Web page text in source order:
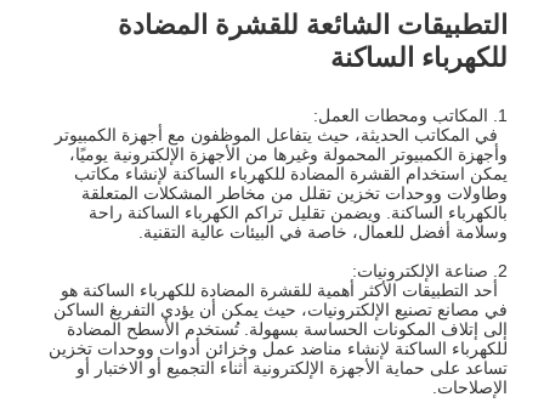
التطبيقات الشائعة للقشرة المضادة
للكهرباء الساكنة
1. المكاتب ومحطات العمل:
في المكاتب الحديثة، حيث يتفاعل الموظفون مع أجهزة الكمبيوتر
وأجهزة الكمبيوتر المحمولة وغيرها من الأجهزة الإلكترونية يوميًا،
يمكن استخدام القشرة المضادة للكهرباء الساكنة لإنشاء مكاتب
وطاولات ووحدات تخزين تقلل من مخاطر المشكلات المتعلقة
بالكهرباء الساكنة. ويضمن تقليل تراكم الكهرباء الساكنة راحة
وسلامة أفضل للعمال، خاصة في البيئات عالية التقنية.
2. صناعة الإلكترونيات:
أحد التطبيقات الأكثر أهمية للقشرة المضادة للكهرباء الساكنة هو
في مصانع تصنيع الإلكترونيات، حيث يمكن أن يؤدي التفريغ الساكن
إلى إتلاف المكونات الحساسة بسهولة. تُستخدم الأسطح المضادة
للكهرباء الساكنة لإنشاء مناضد عمل وخزائن أدوات ووحدات تخزين
تساعد على حماية الأجهزة الإلكترونية أثناء التجميع أو الاختبار أو
الإصلاحات.